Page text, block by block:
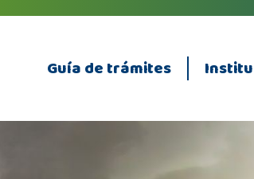
Guía de trámites